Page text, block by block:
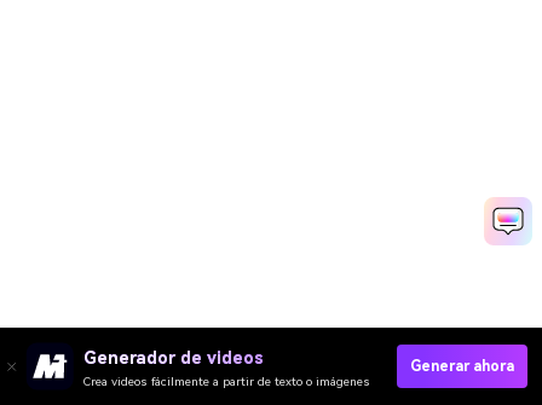
Generador de videos
Crea videos fácilmente a partir de texto o imágenes
Generar ahora